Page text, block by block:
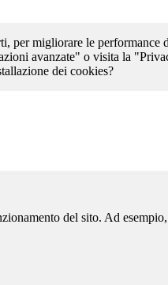
per migliorare le
avanzate" o visita la
dei cookies?
del sito. Ad